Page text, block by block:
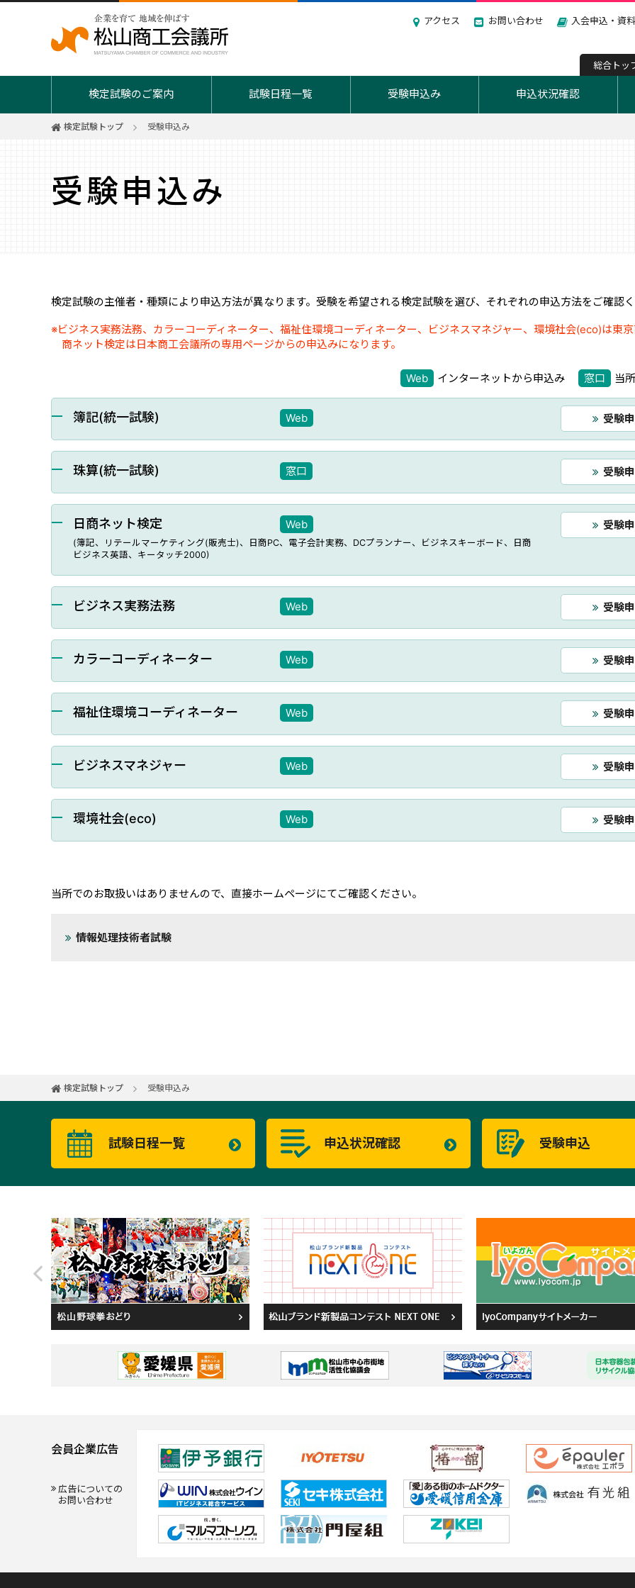
アクセス お問い合わせ 入会申込・資
総合トッ
検定試験のご案内
簿記
ビジネスマネジャー検定 環境社会（eco）
試験日程一覧 受験申込み 申込状況確認
検定試験トップ 受験申込み
受験申込み
検定試験の主催者・種類により申込方法が異なります。受験を希望される検定試験を選び、それぞれの申込方法をご確認
※ビジネス実務法務、カラーコーディネーター、福祉住環境コーディネーター、ビジネスマネジャー、環境社会(eco)は東
商ネット検定は日本商工会議所の専用ページからの申込みになります。
Web インターネットから申込み 窓口 当
簿記(統一試験) Web 受験
珠算(統一試験) 窓口 受験
日商ネット検定 Web 受験
(簿記、リテールマーケティング(販売士)、日商PC、電子会計実務、DCプランナー、ビジネスキーボード、日商
ビジネス英語、キータッチ2000)
ビジネス実務法務 Web 受験
カラーコーディネーター Web 受験
福祉住環境コーディネーター Web 受験
ビジネスマネジャー Web 受験
環境社会(eco) Web 受験
当所でのお取扱いはありませんので、直接ホームページにてご確認ください。
情報処理技術者試験
検定試験トップ 受験申込み
試験日程一覧 申込状況確認 受験申込
会員企業広告
広告についての
お問い合わせ